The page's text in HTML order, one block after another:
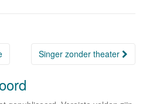
Singer zonder theater